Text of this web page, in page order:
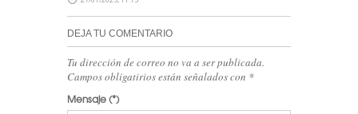
DEJA TU COMENTARIO
Tu dirección de correo no va a ser publicada.
Campos obligatirios están señalados con *
Mensaje(*)